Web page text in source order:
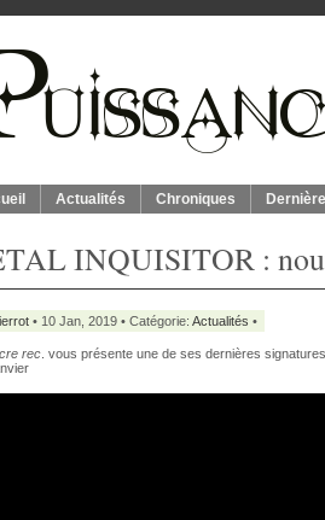
Actualités Chroniques
INQUISITOR :
• 10 Jan, 2019 • Catégorie: Actualités •
rec . vous présente une de ses dernières